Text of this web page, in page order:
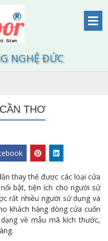
NGHỆ ĐỨC
THƠ
thay thế được các loại cửa
bật, tiện ích cho người sử
rất nhiều người sử dụng và
khách hàng dòng cửa cuốn
về mẫu mã kích thước,